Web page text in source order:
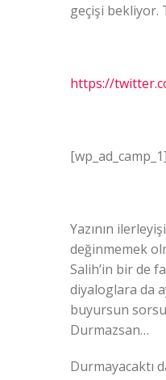
geçişi bekliyor.
https://
[wp_ad_camp_1]
Yazının
değinmemek
Salih’in bir de
diyaloglara da
buyursun
Durmazsan…
Durmayacaktı